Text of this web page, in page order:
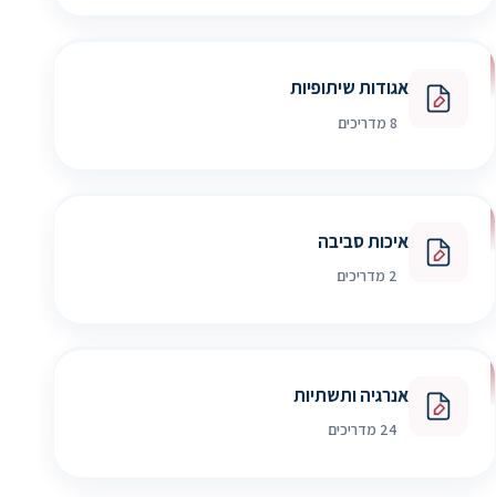
אגודות שיתופיות
8 מדריכים
איכות סביבה
2 מדריכים
אנרגיה ותשתיות
24 מדריכים